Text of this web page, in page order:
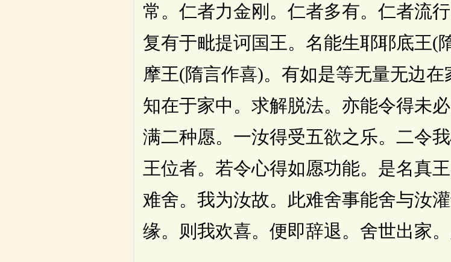
常。仁者力金刚。仁者多有。仁者流
复有于毗提诃国王。名能生耶耶底王(
摩王(隋言作喜)。有如是等无量无边
知在于家中。求解脱法。亦能令得未
满二种愿。一汝得受五欲之乐。二令
王位者。若令心得如愿功能。是名真
难舍。我为汝故。此难舍事能舍与汝
缘。则我欢喜。便即辞退。舍世出家